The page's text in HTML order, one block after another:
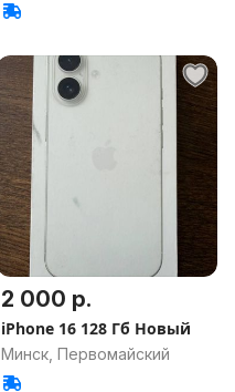
2 000 р.
iPhone 16 128 Гб Новый
Минск, Первомайский